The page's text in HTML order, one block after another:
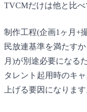
TVCMだけは他と比べ
制作工程(企画1ヶ月+
民放連基準を満たす
月)が別途必要になる
タレント起用時のキ
上げる要因になります